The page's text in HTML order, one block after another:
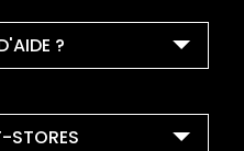
?
STORES